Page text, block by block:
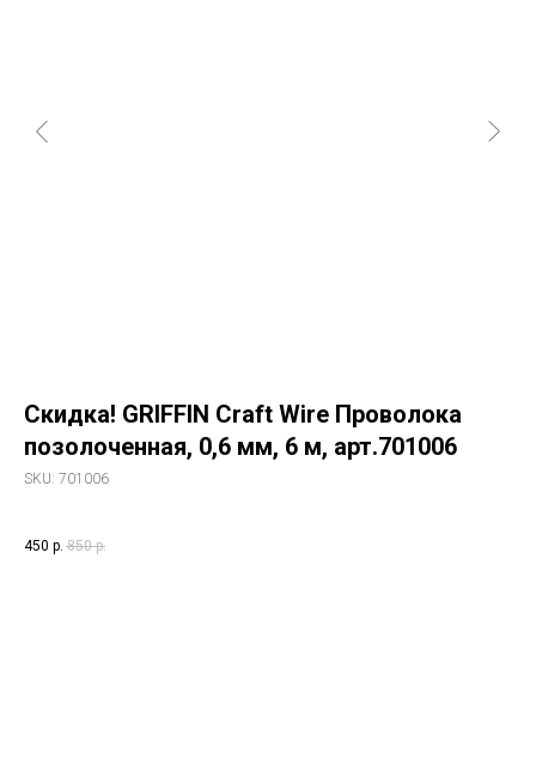
Скидка! GRIFFIN Craft Wire Проволока
позолоченная, 0,6 мм, 6 м, арт.701006
SKU: 701006
450 р. 850 р.